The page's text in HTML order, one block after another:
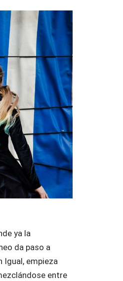
ya la
da paso a
Igual, empieza
entre